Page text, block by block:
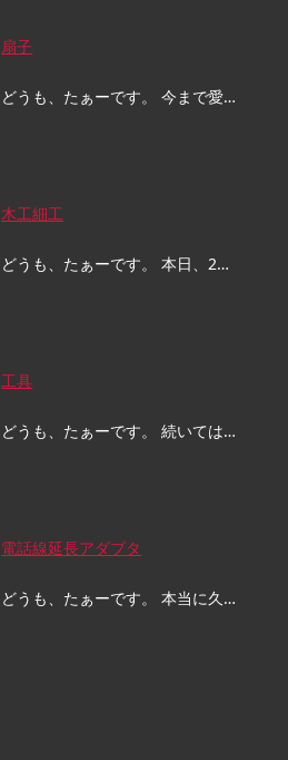
扇子
どうも、たぁーです。 今まで愛…
木工細工
どうも、たぁーです。 本日、2…
工具
どうも、たぁーです。 続いては…
電話線延長アダプタ
どうも、たぁーです。 本当に久…